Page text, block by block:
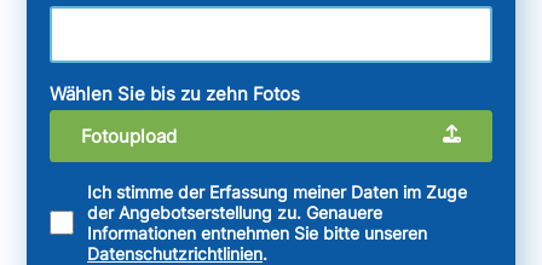
Wählen Sie bis zu zehn Fotos
Fotoupload
Ich stimme der Erfassung meiner Daten im Zuge
der Angebotserstellung zu. Genauere
Informationen entnehmen Sie bitte unseren
Datenschutzrichtlinien.